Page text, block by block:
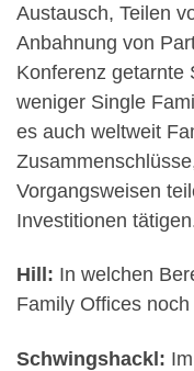
Austausch, Teilen
Anbahnung von
Konferenz getarnte
weniger Single
es auch weltweit
Vorgangsweisen
Investitionen
Hill: In welchen
Family Offices
Schwingshackl: